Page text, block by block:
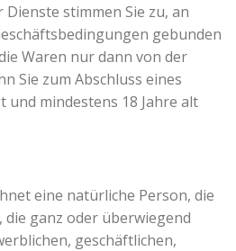
stimmen Sie zu, an
gebunden
Waren nur dann von der
Sie zum Abschluss eines
mindestens 18 Jahre alt
eine natürliche Person, die
die ganz oder überwiegend
geschäftlichen,